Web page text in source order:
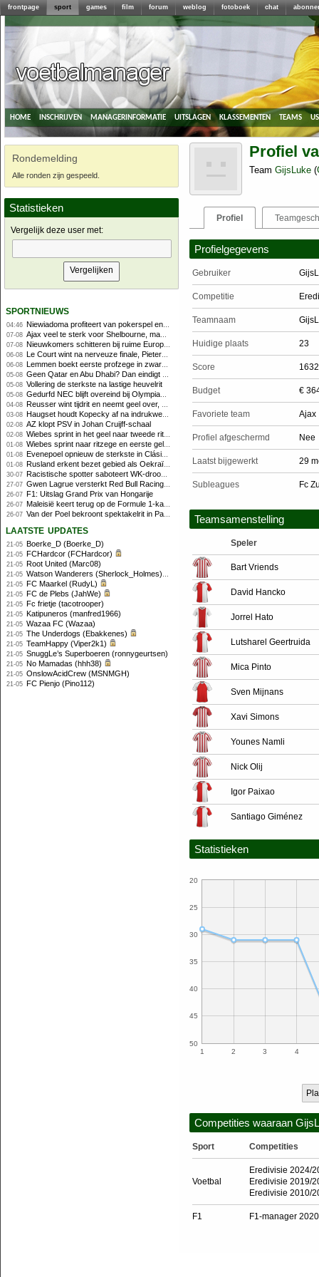
frontpage sport games film forum weblog fotoboek chat
home inschrijven managerinformatie uitslagen klassementen teams
Rondemelding
Alle ronden zijn gespeeld.
Statistieken
Vergelijk deze user met:
sportnieuws
04:46 Niewiadoma profiteert van pokerspel en grijpt geel op Ventoux
07-08 Ajax veel te sterk voor Shelbourne, maar houdt schade beperkt
07-08 Nieuwkomers schitteren bij ruime Europese zege FC Twente
06-08 Le Court wint na nerveuze finale, Pieterse derde
06-08 Lemmen boekt eerste profzege in zware Ronde van Polen-rit
05-08 Geen Qatar en Abu Dhabi? Dan eindigt Formule 1-seizoen mogelijk in Europa
05-08 Vollering de sterkste na lastige heuvelrit
05-08 Gedurfd NEC blijft overeind bij Olympiakos
04-08 Reusser wint tijdrit en neemt geel over, Nooijen knap tweede
03-08 Haugset houdt Kopecky af na indrukwekkende solo van 86 kilometer
02-08 AZ klopt PSV in Johan Cruijff-schaal
02-08 Wiebes sprint in het geel naar tweede ritzege
01-08 Wiebes sprint naar ritzege en eerste gele trui in Tour Femmes
01-08 Evenepoel opnieuw de sterkste in Clásica San Sebastián
01-08 Rusland erkent bezet gebied als Oekraïens voor opheffing IOC-schorsing
30-07 Racistische spotter saboteert WK-droom van powerliftster
27-07 Gwen Lagrue versterkt Red Bull Racing vanaf 2027
26-07 F1: Uitslag Grand Prix van Hongarije
26-07 Maleisië keert terug op de Formule 1-kalender in 2026
26-07 Van der Poel bekroont spektakelrit in Parijs met nipte zege; eindzege Pogacar
laatste updates
21-05 Boerke_D (Boerke_D)
21-05 FCHardcor (FCHardcor)
21-05 Root United (Marc08)
21-05 Watson Wanderers (Sherlock_Holmes)
21-05 FC Maarkel (RudyL)
21-05 FC de Plebs (JahWe)
21-05 Fc frietje (tacotrooper)
21-05 Katipuneros (manfred1966)
21-05 Wazaa FC (Wazaa)
21-05 The Underdogs (Ebakkenes)
21-05 TeamHappy (Viper2k1)
21-05 SnuggLe’s Superboeren (ronnygeurtsen)
21-05 No Mamadas (hhh38)
21-05 OnslowAcidCrew (MSNMGH)
21-05 FC Pienjo (Pino112)
Profiel
Team GijsLuke (
Profiel
Profielgegevens
Gebruiker
Competitie
Teamnaam
Huidige plaats 23
Score 1632
Budget €
Favoriete team Ajax
Profiel afgeschermd Nee
Laatst bijgewerkt 29
Subleagues Fc
Teamsamenstelling
Speler
Bart Vriends
David Hancko
Jorrel Hato
Lutsharel Geertruida
Mica Pinto
Sven Mijnans
Xavi Simons
Younes Namli
Nick Olij
Igor Paixao
Santiago Giménez
Statistieken
1 2 3 4
20
25
30
35
40
45
50
Competities waaraan
Sport Competities
Voetbal
Eredivisie 2024/
Eredivisie 2019/
Eredivisie 2010/
F1 F1-manager 2020